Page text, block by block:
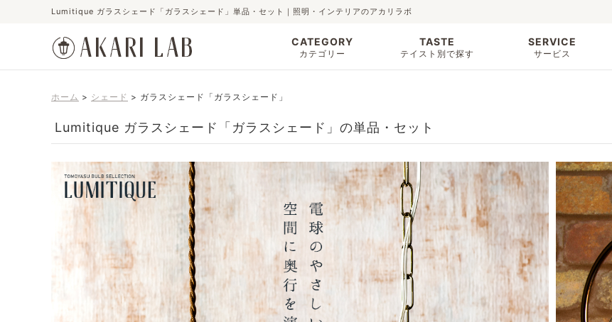
Lumitique ガラスシェード「ガラスシェード」単品・セット｜照明・インテリアのアカリラボ
CATEGORY
カテゴリー
TASTE
テイスト別で探す
SERVICE
サービス
ホーム シェード ガラスシェード「ガラスシェード」
Lumitique ガラスシェード「ガラスシェード」の単品・セット